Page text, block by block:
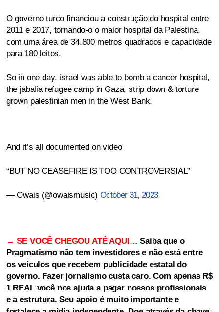
O governo turco financiou a construção do hospital entre
2011 e 2017, tornando-o o maior hospital da Palestina,
com uma área de 34.800 metros quadrados e capacidade
para 180 leitos.
So in one day, israel was able to bomb a cancer hospital,
the jabalia refugee camp in Gaza, strip down & torture
grown palestinian men in the West Bank.
And it’s all documented on video
“BUT NO CEASEFIRE IS TOO CONTROVERSIAL”
— Owais (@owaismusic)October 31, 2023
→ SE VOCÊ CHEGOU ATÉ AQUI… Saiba que o
Pragmatismo não tem investidores e não está entre
os veículos que recebem publicidade estatal do
governo. Fazer jornalismo custa caro. Com apenas R$
1 REAL você nos ajuda a pagar nossos profissionais
e a estrutura. Seu apoio é muito importante e